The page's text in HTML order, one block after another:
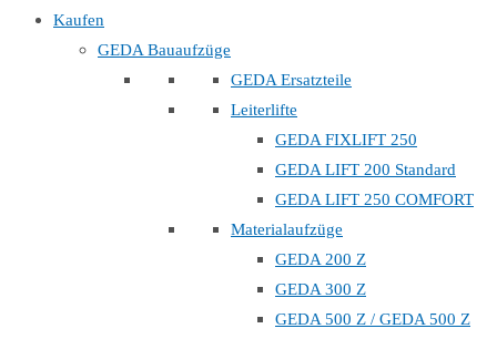
Kaufen
GEDA Bauaufzüge
GEDA Ersatzteile
Leiterlifte
GEDA FIXLIFT 250
GEDA LIFT 200 Standard
GEDA LIFT 250 COMFORT
Materialaufzüge
GEDA 200 Z
GEDA 300 Z
GEDA 500 Z / GEDA 500 Z